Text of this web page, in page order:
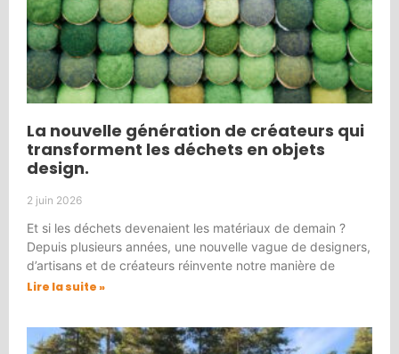
La nouvelle génération de créateurs qui
transforment les déchets en objets
design.
2 juin 2026
Et si les déchets devenaient les matériaux de demain ?
Depuis plusieurs années, une nouvelle vague de designers,
d’artisans et de créateurs réinvente notre manière de
Lire la suite »